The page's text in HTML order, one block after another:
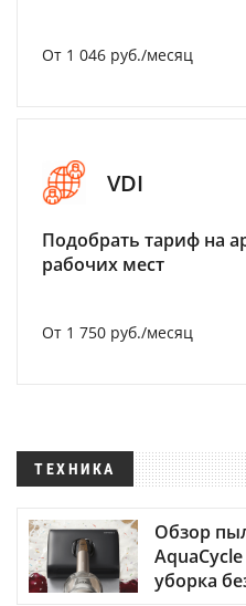
От 1 046 руб./месяц
VDI
Подобрать тариф на
рабочих мест
От 1 750 руб./месяц
ТЕХНИКА
Обзор
уборка